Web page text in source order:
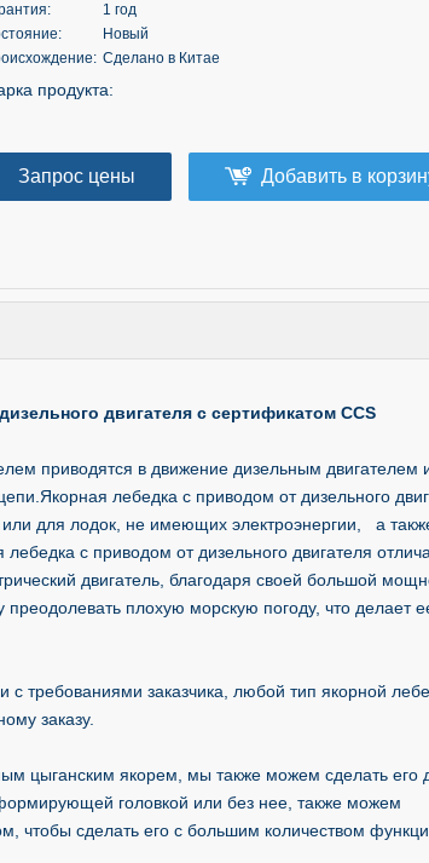
1 год
Новый
Сделано в Китае
продукта:
Запрос цены Добавить в
двигателя с сертификатом CCS
приводятся в движение дизельным двигателем
лебедка с приводом от дизельного
для лодок, не имеющих электроэнергии, а
с приводом от дизельного двигателя
двигатель, благодаря своей большой
плохую морскую погоду, что делает
с требованиями заказчика, любой тип якорной
заказу.
цыганским якорем, мы также можем сделать его
головкой или без нее, также можем
чтобы сделать его с большим количеством